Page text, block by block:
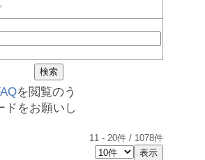
を閲覧のう
ドをお願いし
11 - 20件 / 1078件